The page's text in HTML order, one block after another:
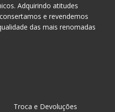
Adquirindo atitudes
e revendemos
das mais renomadas
Troca e Devoluções